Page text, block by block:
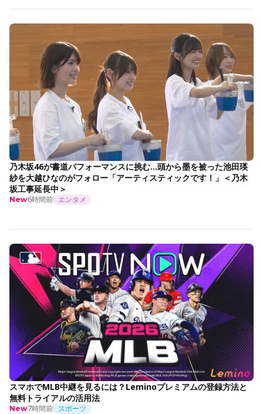
乃木坂46が書道パフォーマンスに挑む…頭から墨を被った池田瑛
紗を大越ひなのがフォロー「アーティスティックです！」＜乃木
坂工事延長中＞
New6時間前 エンタメ
スマホでMLB中継を見るには？Leminoプレミアムの登録方法と
無料トライアルの活用法
New7時間前 スポーツ